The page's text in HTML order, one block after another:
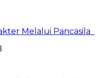
Melalui Pancasila